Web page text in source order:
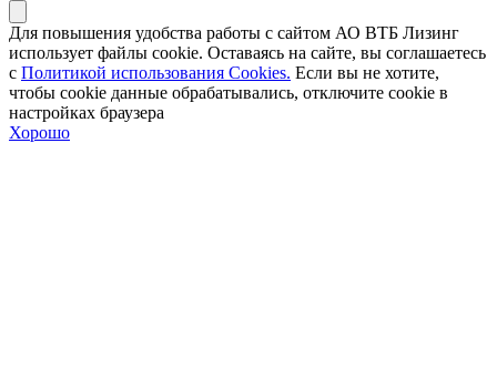
Для повышения удобства работы с сайтом АО ВТБ Лизинг
использует файлы cookie. Оставаясь на сайте, вы соглашаетесь
с Политикой использования Cookies. Если вы не хотите,
чтобы сookie данные обрабатывались, отключите cookie в
настройках браузера
Хорошо